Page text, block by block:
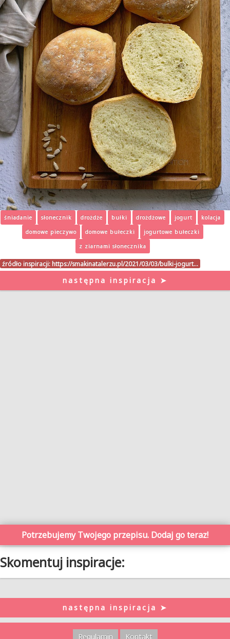
śniadanie słonecznik drożdże bułki drożdżowe jogurt
kolacja
domowe pieczywo
domowe bułeczki
jogurtowe bułeczki
z ziarnami słonecznika
źródło inspiracji: https://smakinatalerzu.pl/2021/03/03/bulki-jogurt…
następna inspiracja ➤
Potrzebujemy Twojego przepisu. Dodaj go teraz!
Skomentuj inspiracje:
następna inspiracja ➤
Regulamin Kontakt